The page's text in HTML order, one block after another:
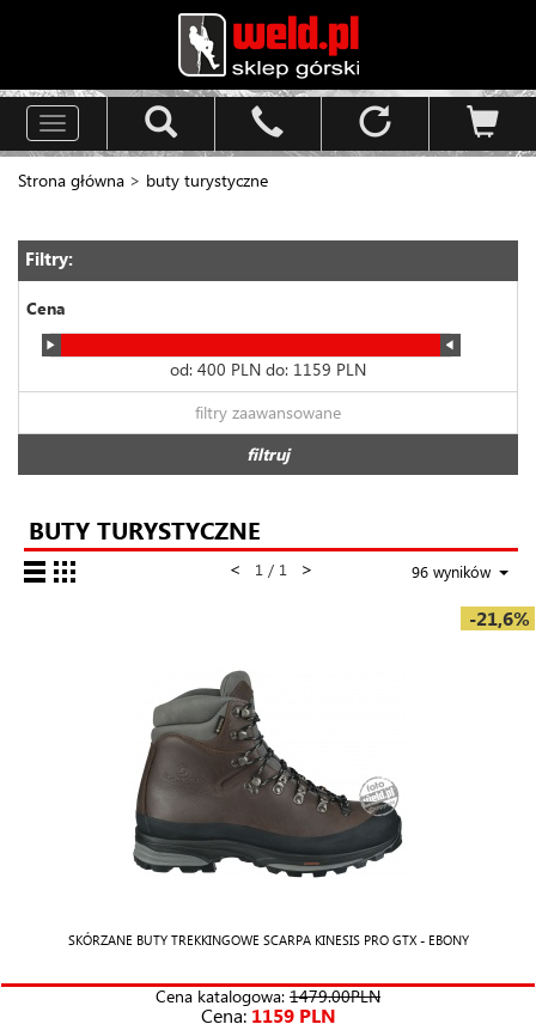
Toggle
navigation
Strona główna > buty turystyczne
Filtry:
Cena
od: 400 PLN do: 1159 PLN
filtry zaawansowane
filtruj
BUTY TURYSTYCZNE
< 1 / 1 > 96 wyników
-21,6%
SKÓRZANE BUTY TREKKINGOWE SCARPA KINESIS PRO GTX - EBONY
Cena katalogowa: 1479.00PLN
Cena: 1159 PLN